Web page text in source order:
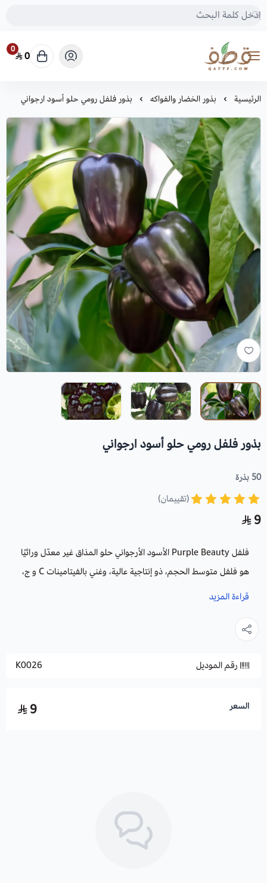
متجر قطف للبذور
0
0
الرئيسية بذور الخضار والفواكه بذور فلفل رومي حلو أسود ارجواني
بذور فلفل رومي حلو أسود ارجواني
50 بذرة
(تقييمان)
9
فلفل Purple Beauty الأسود الأرجواني حلو المذاق غير معدّل وراثيًا
هو فلفل متوسط ​​الحجم، ذو إنتاجية عالية، وغني بالفيتامينات C و ج،
يمكن أكله نياً أو مطبوخاً كما يضاف إلى التوابل والسلطات.
ستبدأ هذه الفلفل باللون الأخضر ثم يتحول إلى اللون الأرجواني. إذا
ضوء الشمس على الشجرة زاد عدد إنتاجها.
لمزيد من المعلومات في الزراعة والعناية
قراءة المزيد
رقم الموديل K0026
السعر 9